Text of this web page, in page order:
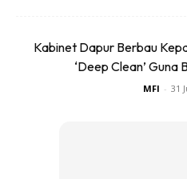
Bank mana yang
kemudahan
Kabinet Dapur Berbau
‘Deep Clean’ Guna
MFI - 31